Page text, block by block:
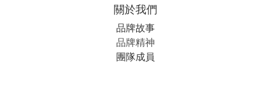
關於我們
品牌故事
品牌精神
團隊成員